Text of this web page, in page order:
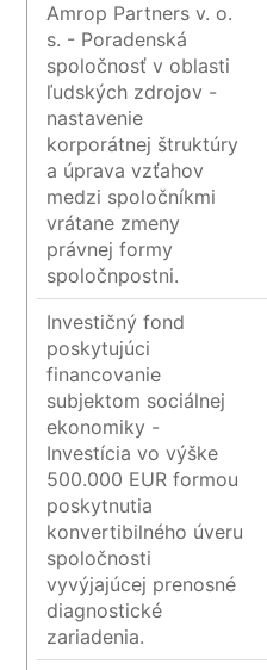
Amrop Partners v. o.
s. - Poradenská
spoločnosť v oblasti
ľudských zdrojov -
nastavenie
korporátnej štruktúry
a úprava vzťahov
medzi spoločníkmi
vrátane zmeny
právnej formy
spoločnpostni.
Investičný fond
poskytujúci
financovanie
subjektom sociálnej
ekonomiky -
Investícia vo výške
500.000 EUR formou
poskytnutia
konvertibilného úveru
spoločnosti
vyvýjajúcej prenosné
diagnostické
zariadenia.